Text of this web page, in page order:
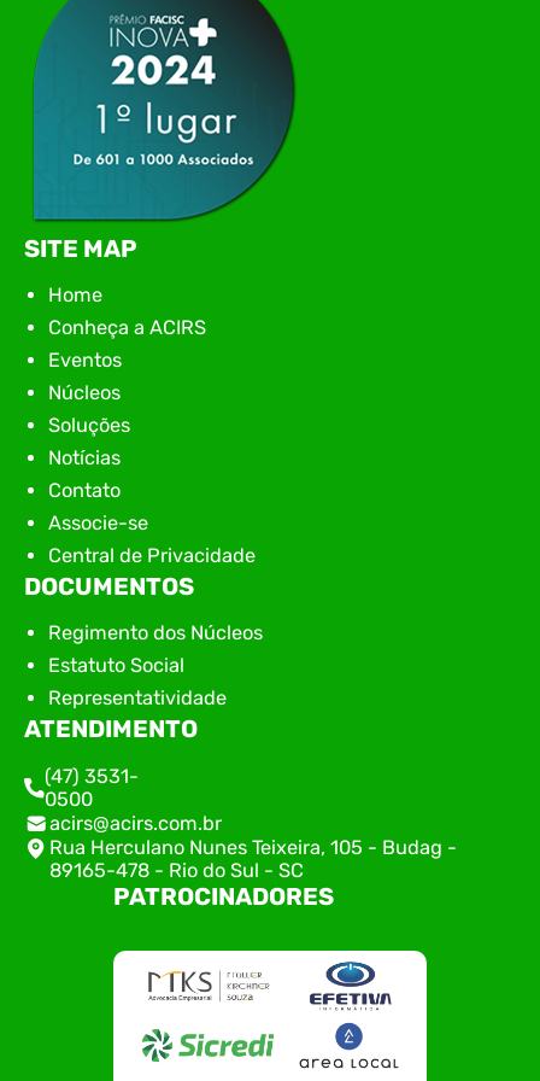
SITE MAP
Home
Conheça a ACIRS
Eventos
Núcleos
Soluções
Notícias
Contato
Associe-se
Central de Privacidade
DOCUMENTOS
Regimento dos Núcleos
Estatuto Social
Representatividade
ATENDIMENTO
(47) 3531-
0500
acirs@acirs.com.br
Rua Herculano Nunes Teixeira, 105 - Budag -
89165-478 - Rio do Sul - SC
PATROCINADORES